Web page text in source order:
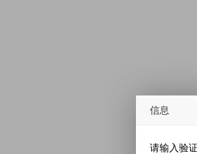
信息
请输入验